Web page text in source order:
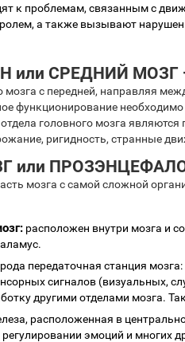
к проблемам, связанным с
а также вызывают
или СРЕДНИЙ МОЗГ
мозга с передней, направляя
функционирование
головного мозга
ригидность, странные
или
мозга с самой сложной
расположен внутри мозга и
передаточная станция
сигналов (визуальных,
другими отделами мозга.
расположенная в
эмоций и многих